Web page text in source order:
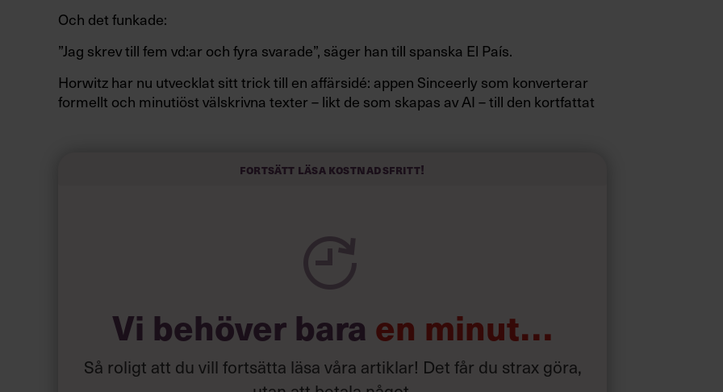
Och det funkade:
”Jag skrev till fem vd:ar och fyra svarade”, säger han till spanska El País.
Horwitz har nu utvecklat sitt trick till en affärsidé: appen Sinceerly som konverterar
formellt och minutiöst välskrivna texter – likt de som skapas av AI – till den kortfattat
Fortsätt läsa kostnadsfritt!
Vi behöver bara en minut…
Så roligt att du vill fortsätta läsa våra artiklar! Det får du strax göra,